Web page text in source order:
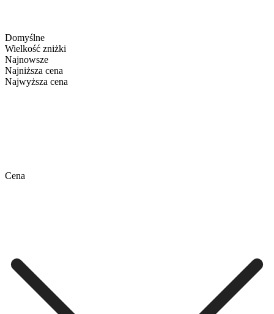
Domyślne
Wielkość zniżki
Najnowsze
Najniższa cena
Najwyższa cena
Cena